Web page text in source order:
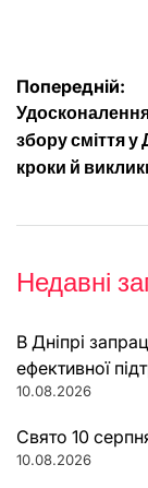
Попередній:
збору сміття у
кроки й
Недавні
В Дніпрі
ефективної
10.08.2026
Свято 10
10.08.2026